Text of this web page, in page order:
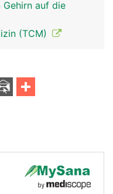
Gehirn auf die
(TCM)